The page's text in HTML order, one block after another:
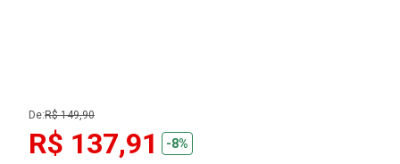
De:R$ 149,90
R$ 137,91 -8%